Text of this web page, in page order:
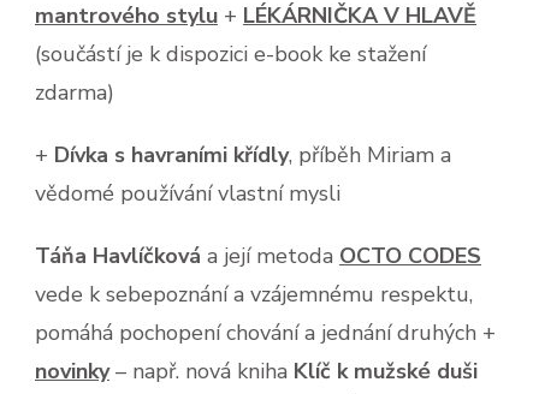
mantrového stylu + LÉKÁRNIČKA V HLAVĚ
(součástí je k dispozici e-book ke stažení
zdarma)
+ Dívka s havraními křídly, příběh Miriam a
vědomé používání vlastní mysli
Táňa Havlíčková a její metoda OCTO CODES
vede k sebepoznání a vzájemnému respektu,
pomáhá pochopení chování a jednání druhých +
novinky– např. nová kniha Klíč k mužské duši